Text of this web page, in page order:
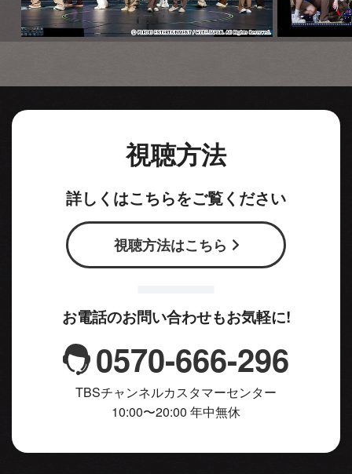
視聴方法
詳しくはこちらをご覧ください
視聴方法はこちら
お電話のお問い合わせもお気軽に!
0570-666-296
TBSチャンネルカスタマーセンター
10:00〜20:00 年中無休